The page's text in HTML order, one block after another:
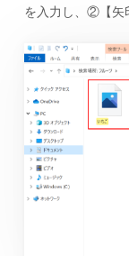
を入力し、②【矢